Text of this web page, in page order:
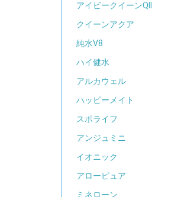
アイビークイーンQII
クイーンアクア
純水V8
ハイ健水
アルカウェル
ハッピーメイト
スポライフ
アンジュミニ
イオニック
アローピュア
ミネローン